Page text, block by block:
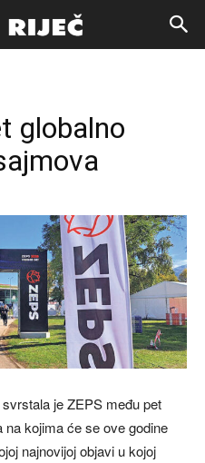
globalno
je ZEPS među pet
na kojima će se ove godine
najnovijoj objavi u kojoj